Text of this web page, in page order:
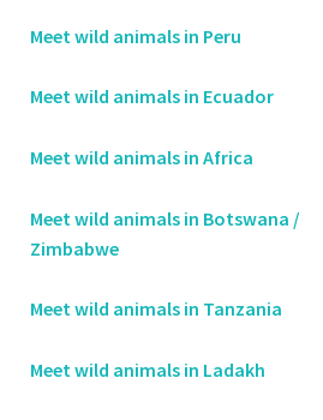
Meet wild animals in Peru
Meet wild animals in Ecuador
Meet wild animals in Africa
Meet wild animals in Botswana /
Zimbabwe
Meet wild animals in Tanzania
Meet wild animals in Ladakh